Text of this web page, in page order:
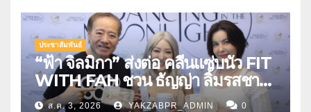
ประชาสัมพันธ์
“ฟ้า จิลมิกา” ส่งต่อ คลีนแซ่บนัว FIT
WITH FAH ชวน ธัญญ่า ลิ้มรสชาติ
อาหารคลีนสุดพรีเมียม
ส.ค. 3, 2026 YAKZABPR_ADMIN 0